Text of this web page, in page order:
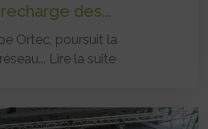
des...
Ortec, poursuit la
Lire la suite